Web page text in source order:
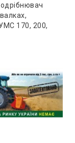
170, 200,